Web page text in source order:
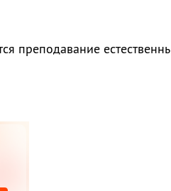
преподавание